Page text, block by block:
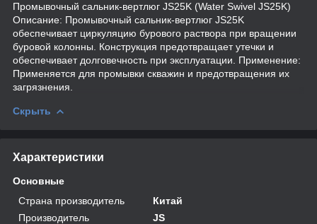
Промывочный сальник-вертлюг JS25K (Water Swivel JS25K)
Описание: Промывочный сальник-вертлюг JS25K
обеспечивает циркуляцию бурового раствора при вращении
буровой колонны. Конструкция предотвращает утечки и
обеспечивает долговечность при эксплуатации. Применение:
Применяется для промывки скважин и предотвращения их
загрязнения.
Скрыть
Характеристики
Основные
Страна производитель
Китай
Производитель
JS